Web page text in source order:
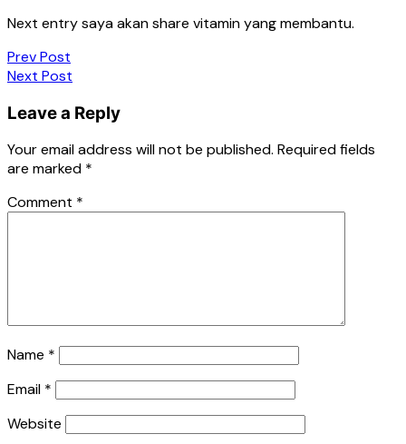
Next entry saya akan share vitamin yang membantu.
Post
navigation
Prev Post
Next Post
Leave a Reply
Your email address will not be published. Required fields
are marked *
Comment *
Name *
Email *
Website